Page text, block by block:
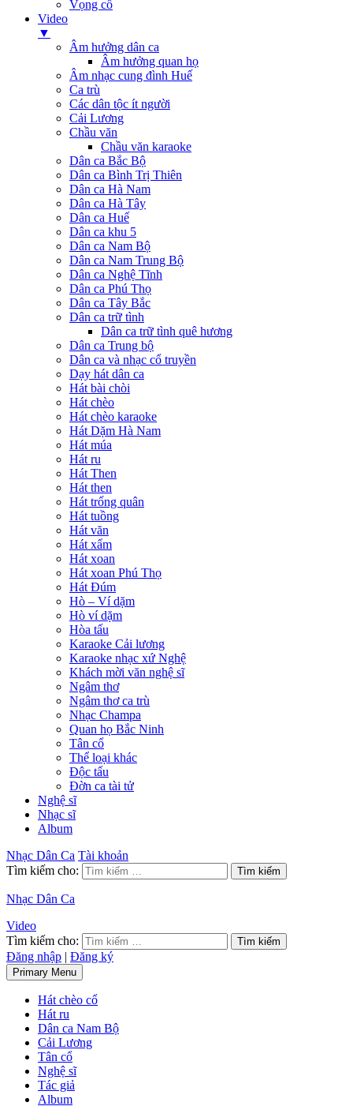
Vọng cổ
Video
▼
Âm hưởng dân ca
Âm hưởng quan họ
Âm nhạc cung đình Huế
Ca trù
Các dân tộc ít người
Cải Lương
Chầu văn
Chầu văn karaoke
Dân ca Bắc Bộ
Dân ca Bình Trị Thiên
Dân ca Hà Nam
Dân ca Hà Tây
Dân ca Huế
Dân ca khu 5
Dân ca Nam Bộ
Dân ca Nam Trung Bộ
Dân ca Nghệ Tĩnh
Dân ca Phú Thọ
Dân ca Tây Bắc
Dân ca trữ tình
Dân ca trữ tình quê hương
Dân ca Trung bộ
Dân ca và nhạc cổ truyền
Dạy hát dân ca
Hát bài chòi
Hát chèo
Hát chèo karaoke
Hát Dặm Hà Nam
Hát múa
Hát ru
Hát Then
Hát then
Hát trống quân
Hát tuồng
Hát văn
Hát xẩm
Hát xoan
Hát xoan Phú Thọ
Hát Đúm
Hò – Ví dặm
Hò ví dặm
Hòa tấu
Karaoke Cải lương
Karaoke nhạc xứ Nghệ
Khách mời văn nghệ sĩ
Ngâm thơ
Ngâm thơ ca trù
Nhạc Champa
Quan họ Bắc Ninh
Tân cổ
Thể loại khác
Độc tấu
Đờn ca tài tử
Nghệ sĩ
Nhạc sĩ
Album
Nhạc Dân Ca Tài khoản
Tìm kiếm cho:
Nhạc Dân Ca
Video
Tìm kiếm cho:
Đăng nhập | Đăng ký
Primary Menu
Hát chèo cổ
Hát ru
Dân ca Nam Bộ
Cải Lương
Tân cổ
Nghệ sĩ
Tác giả
Album